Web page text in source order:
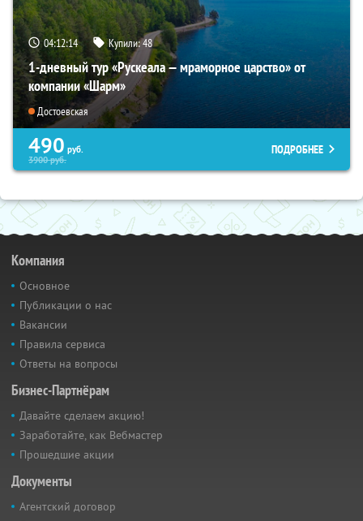
04:12:13 Купили:48
1-дневный тур «Рускеала — мраморное царство» от
компании «Шарм»
Достоевская
490 руб.
3900руб.
ПОДРОБНЕЕ
Компания
Основное
Публикации о нас
Вакансии
Правила сервиса
Ответы на вопросы
Бизнес-Партнёрам
Давайте сделаем акцию!
Заработайте, как Вебмастер
Прошедшие акции
Документы
Агентский договор